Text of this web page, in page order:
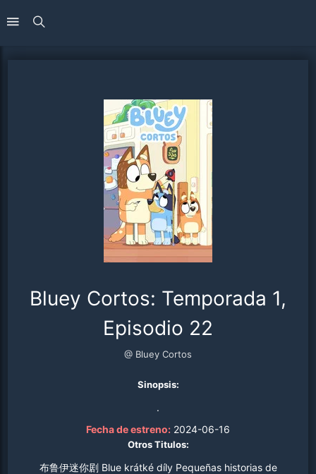
Bluey Cortos: Temporada 1,
Episodio 22
@ Bluey Cortos
Sinopsis:
.
Fecha de estreno: 2024-06-16
Otros Titulos:
布鲁伊迷你剧 Blue krátké díly Pequeñas historias de